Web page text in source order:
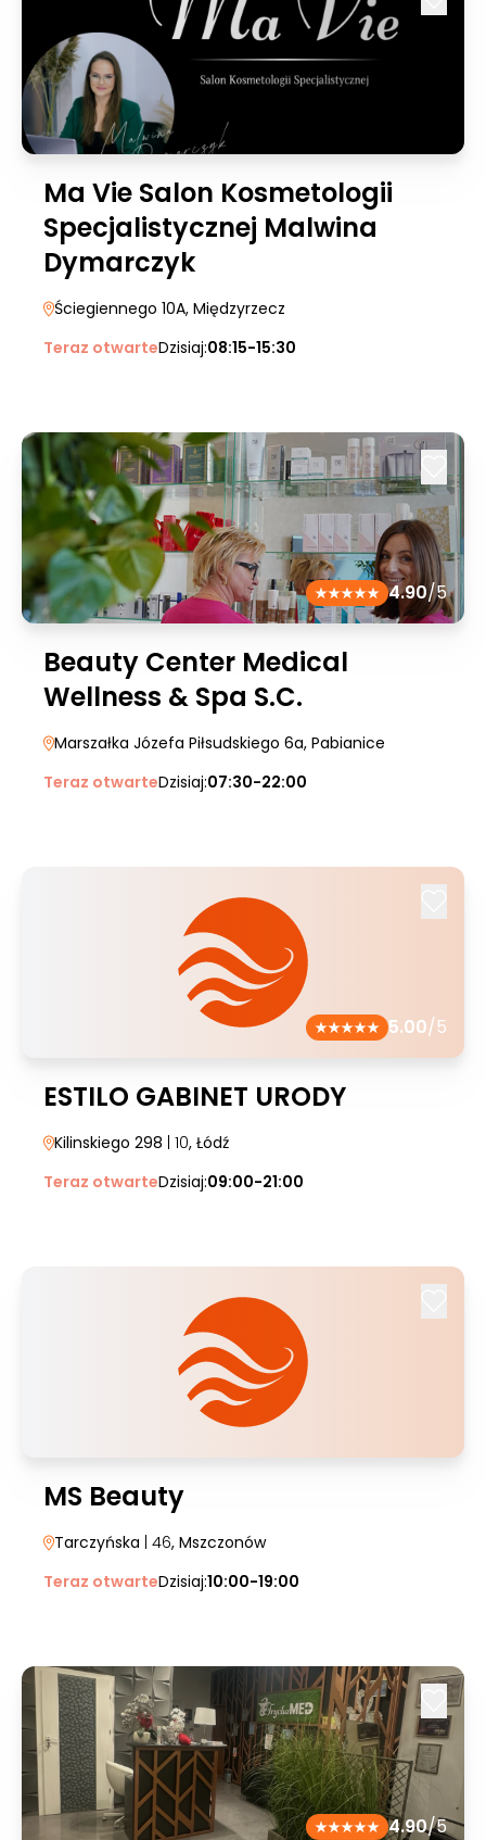
Ma Vie Salon Kosmetologii
Specjalistycznej Malwina
Dymarczyk
Ściegiennego 10A, Międzyrzecz
Teraz otwarteDzisiaj:08:15-15:30
4.90/5
Beauty Center Medical
Wellness & Spa S.C.
Marszałka Józefa Piłsudskiego 6a, Pabianice
Teraz otwarteDzisiaj:07:30-22:00
5.00/5
ESTILO GABINET URODY
Kilinskiego 298 | 10, Łódź
Teraz otwarteDzisiaj:09:00-21:00
MS Beauty
Tarczyńska | 46, Mszczonów
Teraz otwarteDzisiaj:10:00-19:00
4.90/5